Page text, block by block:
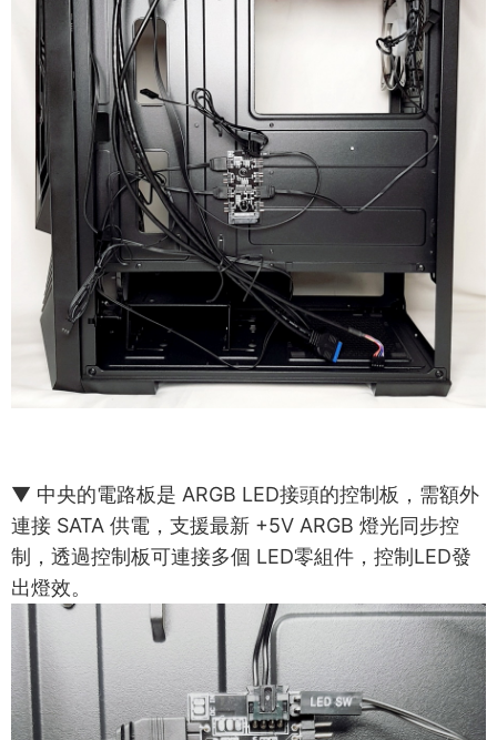
▼ 中央的電路板是 ARGB LED接頭的控制板，需額外
連接 SATA 供電，支援最新 +5V ARGB 燈光同步控
制，透過控制板可連接多個 LED零組件，控制LED發
出燈效。